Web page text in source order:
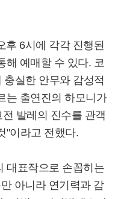
후 6시에 각각 진행된
해 예매할 수 있다. 코
실한 안무와 감성적
는 출연진의 하모니가
발레의 진수를 관객
"이라고 전했다.
대표작으로 손꼽히는
아니라 연기력과 감